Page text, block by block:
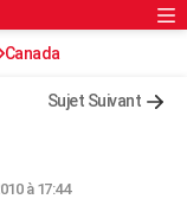
Canada
Sujet Suivant
à 17:44